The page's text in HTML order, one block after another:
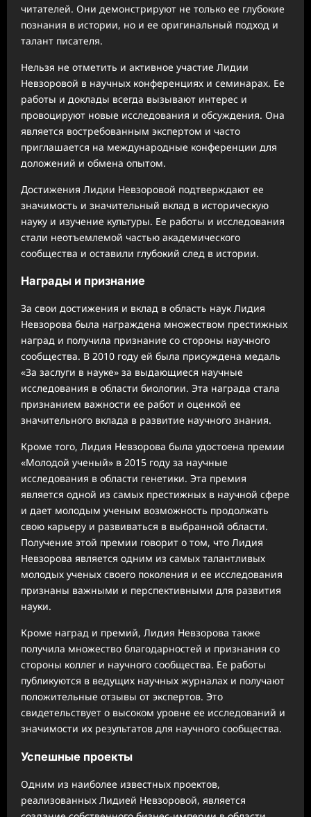
читателей. Они демонстрируют не только ее глубокие
познания в истории, но и ее оригинальный подход и
талант писателя.
Нельзя не отметить и активное участие Лидии
Невзоровой в научных конференциях и семинарах. Ее
работы и доклады всегда вызывают интерес и
провоцируют новые исследования и обсуждения. Она
является востребованным экспертом и часто
приглашается на международные конференции для
доложений и обмена опытом.
Достижения Лидии Невзоровой подтверждают ее
значимость и значительный вклад в историческую
науку и изучение культуры. Ее работы и исследования
стали неотъемлемой частью академического
сообщества и оставили глубокий след в истории.
Награды и признание
За свои достижения и вклад в область наук Лидия
Невзорова была награждена множеством престижных
наград и получила признание со стороны научного
сообщества. В 2010 году ей была присуждена медаль
«За заслуги в науке» за выдающиеся научные
исследования в области биологии. Эта награда стала
признанием важности ее работ и оценкой ее
значительного вклада в развитие научного знания.
Кроме того, Лидия Невзорова была удостоена премии
«Молодой ученый» в 2015 году за научные
исследования в области генетики. Эта премия
является одной из самых престижных в научной сфере
и дает молодым ученым возможность продолжать
свою карьеру и развиваться в выбранной области.
Получение этой премии говорит о том, что Лидия
Невзорова является одним из самых талантливых
молодых ученых своего поколения и ее исследования
признаны важными и перспективными для развития
науки.
Кроме наград и премий, Лидия Невзорова также
получила множество благодарностей и признания со
стороны коллег и научного сообщества. Ее работы
публикуются в ведущих научных журналах и получают
положительные отзывы от экспертов. Это
свидетельствует о высоком уровне ее исследований и
значимости их результатов для научного сообщества.
Успешные проекты
Одним из наиболее известных проектов,
реализованных Лидией Невзоровой, является